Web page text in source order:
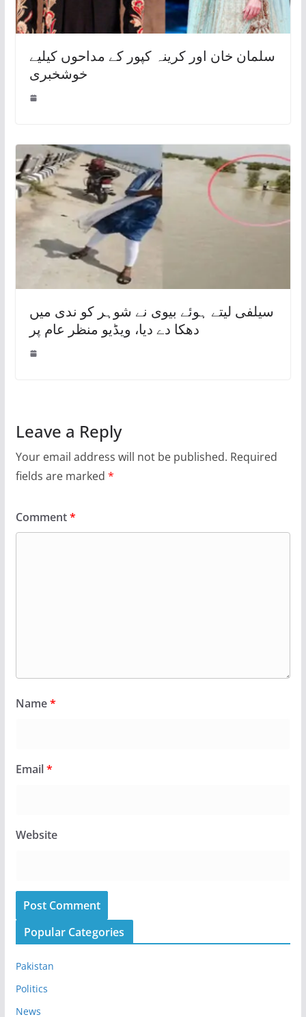
سلمان خان اور کرینہ کپور کے مداحوں کیلیے
خوشخبری
سیلفی لیتے ہوئے بیوی نے شوہر کو ندی میں
دھکا دے دیا، ویڈیو منظر عام پر
Leave a Reply
Your email address will not be published. Required
fields are marked *
Comment*
Name*
Email*
Website
Popular Categories
Pakistan
Politics
News